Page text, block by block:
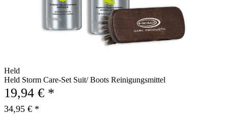
Held
Held Storm Care-Set Suit/ Boots Reinigungsmittel
19,94 € *
34,95 € *